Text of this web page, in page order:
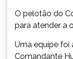
O pelotão do
para atender a
Uma equipe foi
Comandante